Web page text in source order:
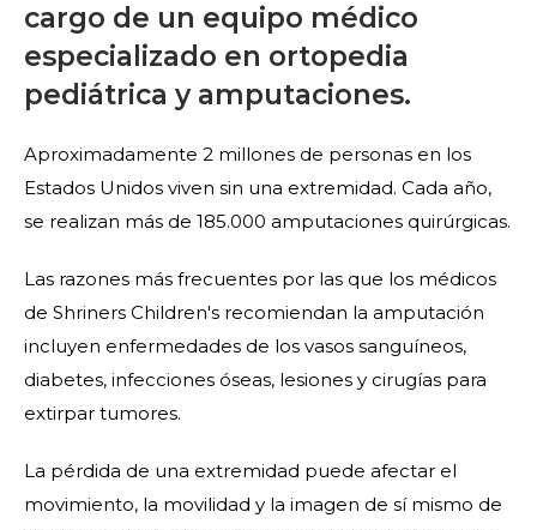
cargo de un equipo médico
especializado en ortopedia
pediátrica y amputaciones.
Aproximadamente 2 millones de personas en los
Estados Unidos viven sin una extremidad. Cada año,
se realizan más de 185.000 amputaciones quirúrgicas.
Las razones más frecuentes por las que los médicos
de Shriners Children's recomiendan la amputación
incluyen enfermedades de los vasos sanguíneos,
diabetes, infecciones óseas, lesiones y cirugías para
extirpar tumores.
La pérdida de una extremidad puede afectar el
movimiento, la movilidad y la imagen de sí mismo de